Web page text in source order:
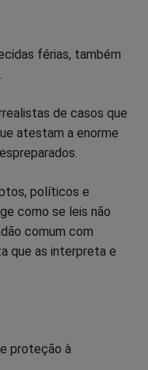
férias, também
de casos que
atestam a enorme
políticos e
como se leis não
comum com
que as interpreta e
proteção à